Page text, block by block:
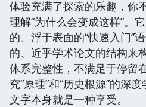
体验充满了探索的乐趣，你
理解“为什么会变成这样”。
的、浮于表面的“快速入门”
的、近乎学术论文的结构来
体系完整性，不满足于停留
究“原理”和“历史根源”的深
文字本身就是一种享受。